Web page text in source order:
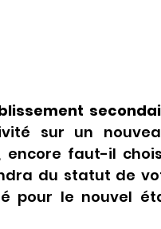
sur un
encore faut-il
du statut de
pour le nouvel